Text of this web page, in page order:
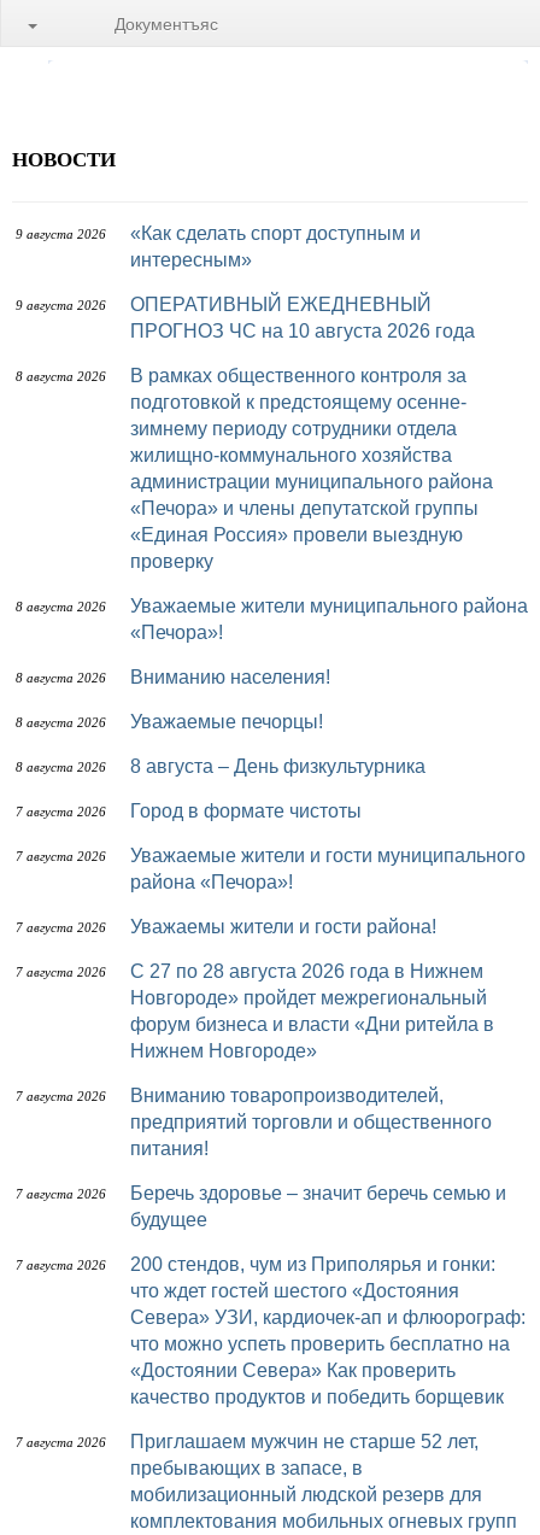
Документъяс
НОВОСТИ
9 августа 2026
«Как сделать спорт доступным и
интересным»
9 августа 2026
ОПЕРАТИВНЫЙ ЕЖЕДНЕВНЫЙ
ПРОГНОЗ ЧС на 10 августа 2026 года
8 августа 2026
В рамках общественного контроля за
подготовкой к предстоящему осенне-
зимнему периоду сотрудники отдела
жилищно-коммунального хозяйства
администрации муниципального района
«Печора» и члены депутатской группы
«Единая Россия» провели выездную
проверку
8 августа 2026
Уважаемые жители муниципального района
«Печора»!
8 августа 2026 Вниманию населения!
8 августа 2026 Уважаемые печорцы!
8 августа 2026 8 августа – День физкультурника
7 августа 2026 Город в формате чистоты
7 августа 2026
Уважаемые жители и гости муниципального
района «Печора»!
7 августа 2026 Уважаемы жители и гости района!
7 августа 2026
с 27 по 28 августа 2026 года в Нижнем
Новгороде» пройдет межрегиональный
форум бизнеса и власти «Дни ритейла в
Нижнем Новгороде»
7 августа 2026
Вниманию товаропроизводителей,
предприятий торговли и общественного
питания!
7 августа 2026
Беречь здоровье – значит беречь семью и
будущее
7 августа 2026
200 стендов, чум из Приполярья и гонки:
что ждет гостей шестого «Достояния
Севера» УЗИ, кардиочек-ап и флюорограф:
что можно успеть проверить бесплатно на
«Достоянии Севера» Как проверить
качество продуктов и победить борщевик
7 августа 2026
Приглашаем мужчин не старше 52 лет,
пребывающих в запасе, в
мобилизационный людской резерв для
комплектования мобильных огневых групп